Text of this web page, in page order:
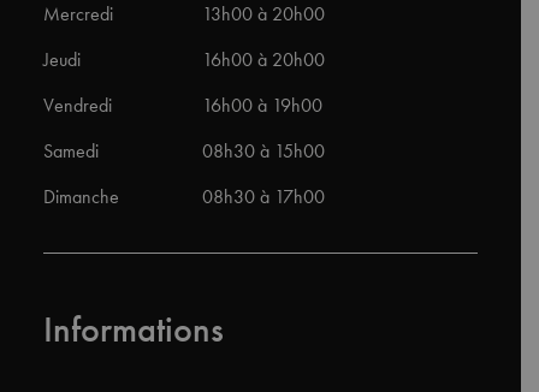
Mercredi
Jeudi
Vendredi
Samedi
Dimanche
13h00 à 20h00
16h00 à 20h00
16h00 à 19h00
08h30 à 15h00
08h30 à 17h00
Informations